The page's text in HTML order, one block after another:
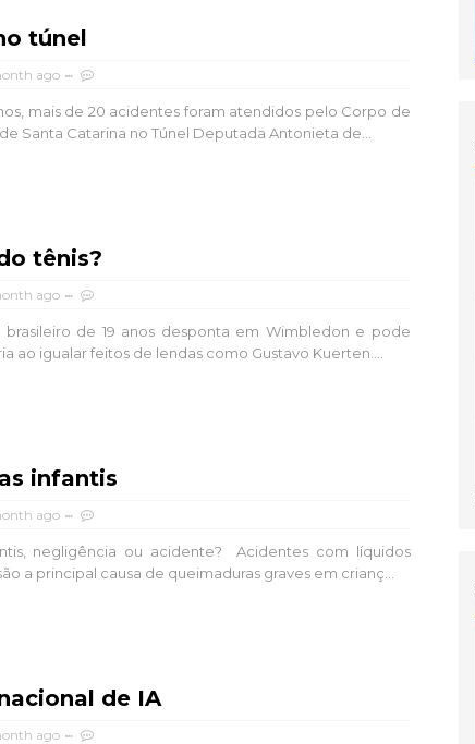
túnel
ago
mais de 20 acidentes foram atendidos pelo Corpo de
Santa Catarina no Túnel Deputada Antonieta de...
tênis?
ago
brasileiro de 19 anos desponta em Wimbledon e pode
ao igualar feitos de lendas como Gustavo Kuerten....
infantis
ago
negligência ou acidente? Acidentes com líquidos
a principal causa de queimaduras graves em crianç...
de IA
ago